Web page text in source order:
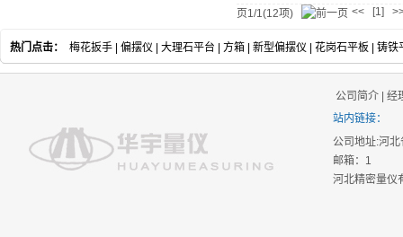
页1/1(12项) << [1]
热门点击： 梅花扳手 偏摆仪 大理石平台 方箱 新型偏摆仪 花岗石平板 铸铁
公司简介
经
站内链接：
公司地址:河
邮箱：1
河北精密量仪